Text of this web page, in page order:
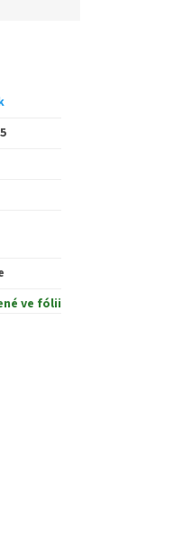
ve fólii